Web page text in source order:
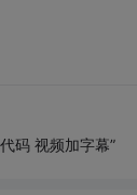
码 视频加字幕”